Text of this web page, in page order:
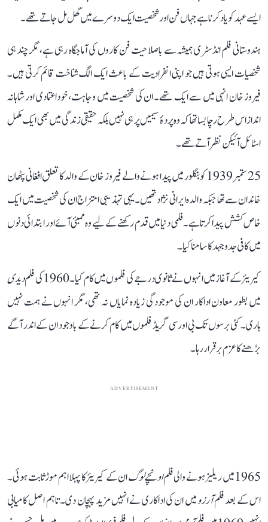
ایسے عہد کو یاد کرنا ہے جہاں فن اور شخصیت ایک دوسرے میں گھل مل جاتے تھے۔
ہندوستانی فلم انڈسٹری ہمیشہ سے باصلاحیت فن کاروں کی آماجگاہ رہی ہے، مگر چند ہی
شخصیات ایسی ہوتی ہیں جو اپنی انفرادیت کے باعث ایک الگ شناخت قائم کرتی ہیں۔
فیروز خان انہی میں سے ایک تھے۔ ان کی شخصیت میں وجاہت، خوداعتمادی اور شاہانہ
انداز اس طرح رچا بسا تھا کہ وہ پردۂ سیمیں پر ہی نہیں بلکہ حقیقی زندگی میں بھی ایک مکمل
اسٹائل آئیکن نظر آتے تھے۔
25 ستمبر 1939 کو بنگلور میں پیدا ہونے والے فیروز خان کے والد کا تعلق افغانی پٹھان
خاندان سے تھا جبکہ والدہ ایرانی نژاد تھیں۔ یہی تہذیبی امتزاج ان کی شخصیت میں ایک
خاص کشش پیدا کرتا ہے۔ فلمی دنیا میں قدم رکھنے کے لیے وہ ممبئی آئے اور ابتدائی دنوں
میں کافی جدوجہد کا سامنا کیا۔
کیریئر کے آغاز میں انہوں نے ثانوی درجے کی فلموں میں کام کیا۔ 1960 کی فلم
دیدی
میں بطور معاون اداکار ان کی موجودگی زیادہ نمایاں نہ تھی، مگر انہوں نے ہمت نہیں
ہاری۔ کئی برسوں تک بی اور سی گریڈ فلموں میں کام کرنے کے باوجود ان کے اندر آگے
بڑھنے کا عزم برقرار رہا۔
ADVERTISEMENT
1965 میں ریلیز ہونے والی فلم اونچے لوگان کے کیریئر کا پہلا اہم موڑ ثابت ہوئی۔
اس کے بعد فلمآرزومیں ان کی اداکاری نے انہیں مزید پہچان دی۔ تاہم اصل کامیابی